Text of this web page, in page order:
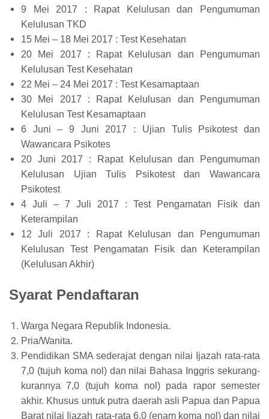
9 Mei 2017 : Rapat Kelulusan dan Pengumuman
Kelulusan TKD
15 Mei – 18 Mei 2017 : Test Kesehatan
20 Mei 2017 : Rapat Kelulusan dan Pengumuman
Kelulusan Test Kesehatan
22 Mei – 24 Mei 2017 : Test Kesamaptaan
30 Mei 2017 : Rapat Kelulusan dan Pengumuman
Kelulusan Test Kesamaptaan
6 Juni – 9 Juni 2017 : Ujian Tulis Psikotest dan
Wawancara Psikotes
20 Juni 2017 : Rapat Kelulusan dan Pengumuman
Kelulusan Ujian Tulis Psikotest dan Wawancara
Psikotest
4 Juli – 7 Juli 2017 : Test Pengamatan Fisik dan
Keterampilan
12 Juli 2017 : Rapat Kelulusan dan Pengumuman
Kelulusan Test Pengamatan Fisik dan Keterampilan
(Kelulusan Akhir)
Syarat Pendaftaran
Warga Negara Republik Indonesia.
Pria/Wanita.
Pendidikan SMA sederajat dengan nilai Ijazah rata-rata
7,0 (tujuh koma nol) dan nilai Bahasa Inggris sekurang-
kurannya 7,0 (tujuh koma nol) pada rapor semester
akhir. Khusus untuk putra daerah asli Papua dan Papua
Barat nilai Ijazah rata-rata 6,0 (enam koma nol) dan nilai